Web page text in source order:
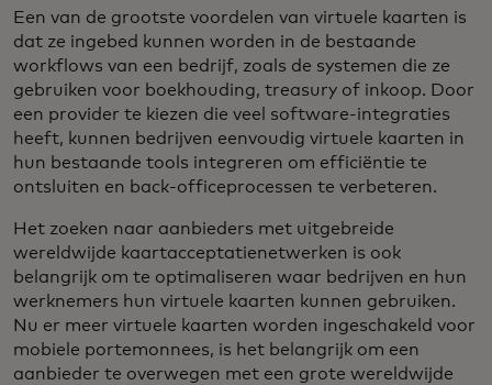
Een van de grootste voordelen van virtuele kaarten is
dat ze ingebed kunnen worden in de bestaande
workflows van een bedrijf, zoals de systemen die ze
gebruiken voor boekhouding, treasury of inkoop. Door
een provider te kiezen die veel software-integraties
heeft, kunnen bedrijven eenvoudig virtuele kaarten in
hun bestaande tools integreren om efficiëntie te
ontsluiten en back-officeprocessen te verbeteren.
Het zoeken naar aanbieders met uitgebreide
wereldwijde kaartacceptatienetwerken is ook
belangrijk om te optimaliseren waar bedrijven en hun
werknemers hun virtuele kaarten kunnen gebruiken.
Nu er meer virtuele kaarten worden ingeschakeld voor
mobiele portemonnees, is het belangrijk om een
aanbieder te overwegen met een grote wereldwijde